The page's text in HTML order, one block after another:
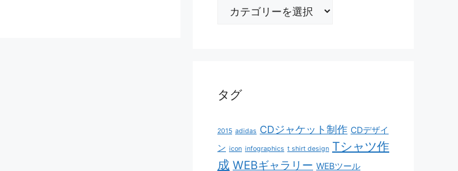
タグ
2015 adidas CDジャケット制作 CDデザイ
ン icon infographics t shirt design Tシャツ作
成 WEBギャラリー WEBツール